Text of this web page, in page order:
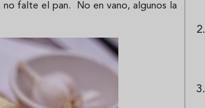
no falte el pan. No en vano, algunos la